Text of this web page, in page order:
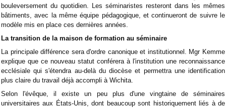
bouleversement du quotidien. Les séminaristes resteront dans les mêmes
bâtiments, avec la même équipe pédagogique, et continueront de suivre le
modèle mis en place ces dernières années.
La transition de la maison de formation au séminaire
La principale différence sera d'ordre canonique et institutionnel. Mgr Kemme
explique que ce nouveau statut conférera à l'institution une reconnaissance
ecclésiale qui s'étendra au-delà du diocèse et permettra une identification
plus claire du travail déjà accompli à Wichita.
Selon l'évêque, il existe un peu plus d'une vingtaine de séminaires
universitaires aux États-Unis, dont beaucoup sont historiquement liés à de